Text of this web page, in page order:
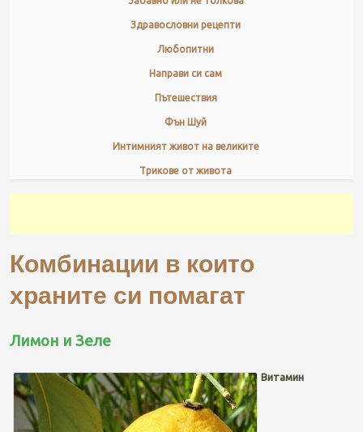
Здравословни рецепти
Любопитни
Направи си сам
Пътешествия
Фън Шуй
Интимният живот на великите
Трикове от живота
Комбинации в които
храните си помагат
Лимон и Зеле
Витамин